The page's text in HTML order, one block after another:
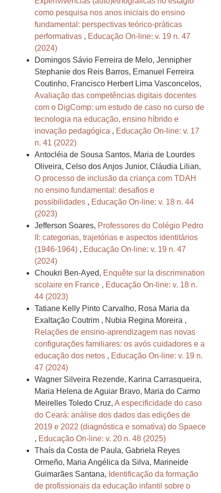
como pesquisa nos anos iniciais do ensino
fundamental: perspectivas teórico-práticas
performativas , Educação On-line: v. 19 n. 47
(2024)
Domingos Sávio Ferreira de Melo, Jennipher
Stephanie dos Reis Barros, Emanuel Ferreira
Coutinho, Francisco Herbert Lima Vasconcelos,
Avaliação das competências digitais docentes
com o DigComp: um estudo de caso no curso de
tecnologia na educação, ensino híbrido e
inovação pedagógica , Educação On-line: v. 17
n. 41 (2022)
Antocléia de Sousa Santos, Maria de Lourdes
Oliveira, Celso dos Anjos Junior, Cláudia Lilian,
O processo de inclusão da criança com TDAH
no ensino fundamental: desafios e
possibilidades , Educação On-line: v. 18 n. 44
(2023)
Jefferson Soares, Professores do Colégio Pedro
II: categorias, trajetórias e aspectos identitários
(1946-1964) , Educação On-line: v. 19 n. 47
(2024)
Choukri Ben-Ayed, Enquête sur la discrimination
scolaire en France , Educação On-line: v. 18 n.
44 (2023)
Tatiane Kelly Pinto Carvalho, Rosa Maria da
Exaltação Coutrim , Nubia Regina Moreira ,
Relações de ensino-aprendizagem nas novas
configurações familiares: os avós cuidadores e a
educação dos netos , Educação On-line: v. 19 n.
47 (2024)
Wagner Silveira Rezende, Karina Carrasqueira,
Maria Helena de Aguiar Bravo, Maria do Carmo
Meirelles Toledo Cruz, A especificidade do caso
do Ceará: análise dos dados das edições de
2019 e 2022 (diagnóstica e somativa) do Spaece
, Educação On-line: v. 20 n. 48 (2025)
Thaís da Costa de Paula, Gabriela Reyes
Ormeño, Maria Angélica da Silva, Marineide
Guimarães Santana, Identificação da formação
de profissionais da educação infantil sobre o